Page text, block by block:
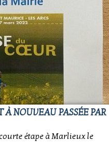
À NOUVEAU PASSÉE PAR
étape à Marlieux le